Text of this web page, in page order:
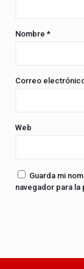
Nombre *
Correo
Web
Guarda mi
navegador para